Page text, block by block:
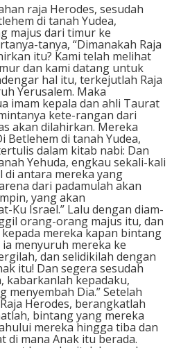
raja Herodes, sesudah
di tanah Yudea,
majus dari timur ke
tanya, “Dimanakah Raja
itu? Kami telah melihat
dan kami datang untuk
hal itu, terkejutlah Raja
Yerusalem. Maka
imam kepala dan ahli Taurat
kete-rangan dari
akan dilahirkan. Mereka
Betlehem di tanah Yudea,
dalam kitab nabi: Dan
Yehuda, engkau sekali-kali
di antara mereka yang
dari padamulah akan
yang akan
Ku Israel.” Lalu dengan diam-
orang-orang majus itu, dan
mereka kapan bintang
menyuruh mereka ke
dan selidikilah dengan
itu! Dan segera sesudah
kabarkanlah kepadaku,
menyembah Dia.” Setelah
Herodes, berangkatlah
bintang yang mereka
mereka hingga tiba dan
di mana Anak itu berada.